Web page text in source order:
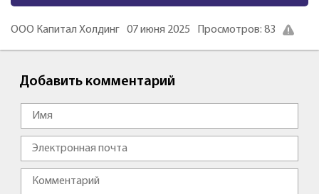
ООО Капитал Холдинг 07 июня 2025 Просмотров: 83
Добавить комментарий